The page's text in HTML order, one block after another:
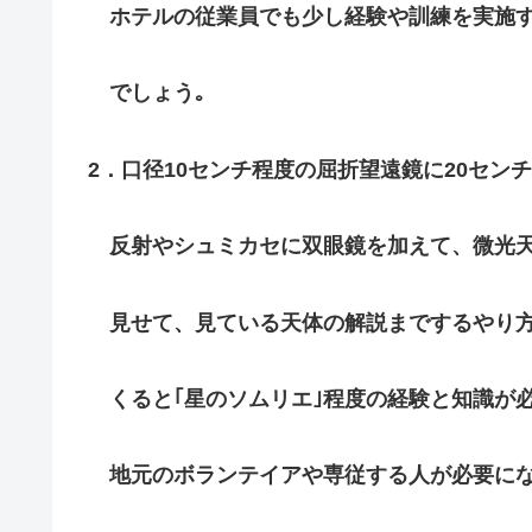
ホテルの従業員でも少し経験や訓練を実施
でしょう｡
2．口径10センチ程度の屈折望遠鏡に20セン
反射やシュミカセに双眼鏡を加えて、微光
見せて、見ている天体の解説までするやり
くると｢星のソムリエ｣程度の経験と知識が
地元のボランテイアや専従する人が必要に